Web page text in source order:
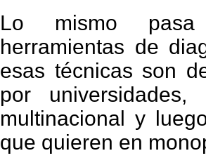
Lo mismo
herramientas de
esas técnicas son
por
multinacional y
que quieren en